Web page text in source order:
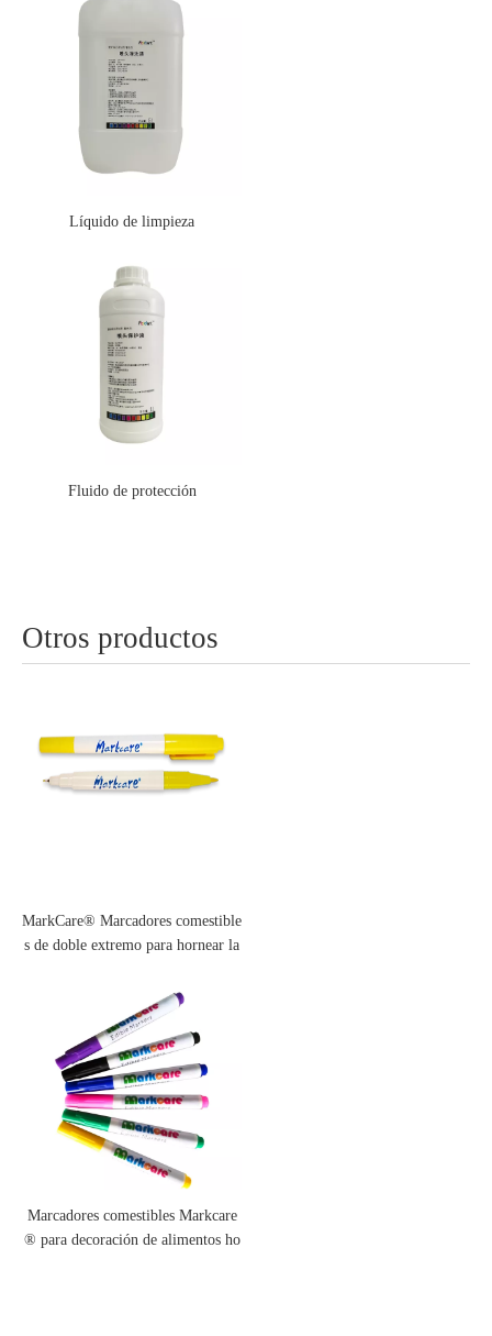
Líquido de limpieza
Fluido de protección
Otros productos
MarkCare® Marcadores comestible
s de doble extremo para hornear la
Marcadores comestibles Markcare
® para decoración de alimentos ho